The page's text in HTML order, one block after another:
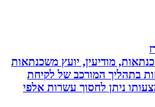
מודיעין, יועץ משכנתאות
המורכב של לקיחת
לחסוך עשרות אלפי